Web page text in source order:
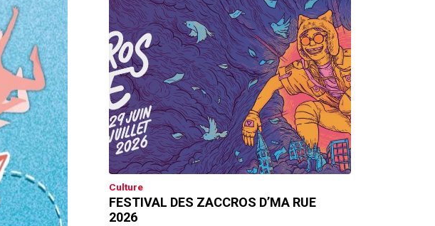
Culture
FESTIVAL DES ZACCROS D’MA RUE
2026